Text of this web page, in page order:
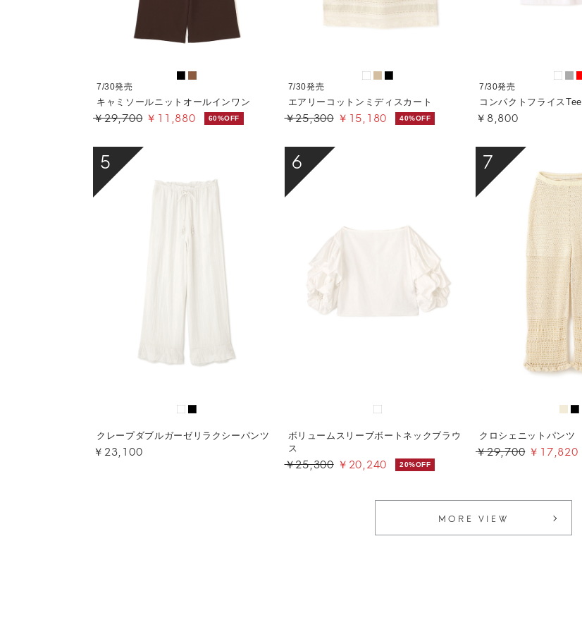
7/30発売
キャミソールニットオールインワン
￥29,700 ￥11,880 60%OFF
7/30発売
エアリーコットンミディスカート
￥25,300 ￥15,180 40%OFF
7/30発売
コンパクトフライスTee
￥8,800
5
クレープダブルガーゼリラクシーパンツ
￥23,100
6
ボリュームスリーブボートネックブラウ
ス
￥25,300 ￥20,240 20%OFF
7
クロシェニットパンツ
￥29,700 ￥17,820
MORE VIEW